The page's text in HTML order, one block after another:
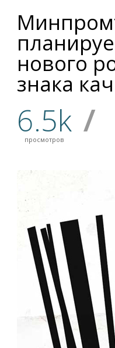
нового
знака
6.5k
просмотров /